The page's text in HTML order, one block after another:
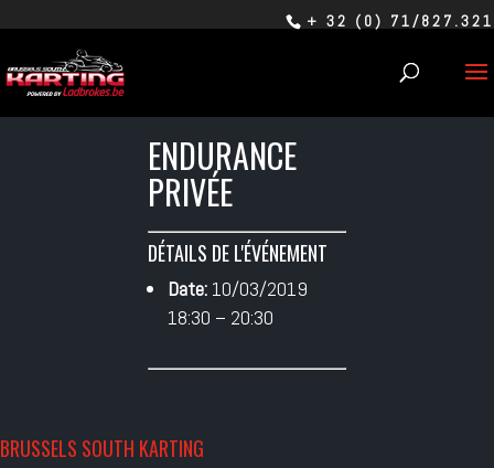
+ 32 (0) 71/827.321
ENDURANCE
PRIVÉE
DÉTAILS DE L'ÉVÉNEMENT
Date: 10/03/2019
18:30 – 20:30
BRUSSELS SOUTH KARTING